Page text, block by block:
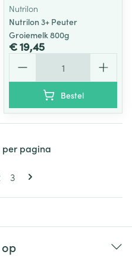
Nutrilon
Nutrilon 3+ Peuter
Groiemelk 800g
€ 19,45
Bestel
momenteel pagina
Pagina
3
per pagina